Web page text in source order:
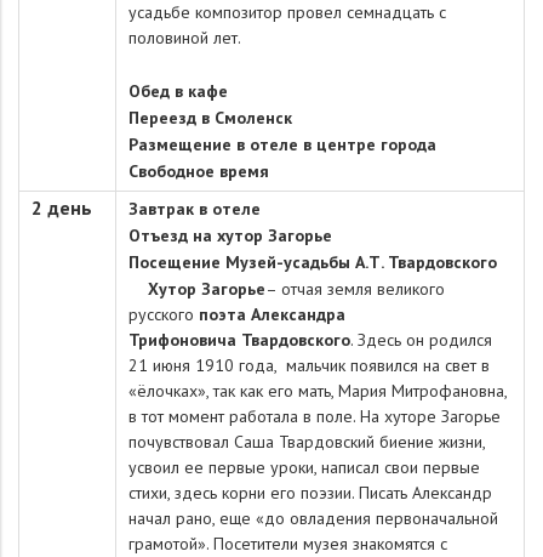
усадьбе композитор провел семнадцать с
половиной лет.
Обед в кафе
Переезд в Смоленск
Размещение в отеле в центре города
Свободное время
2 день
Завтрак в отеле
Отъезд на хутор Загорье
Посещение Музей-усадьбы А.Т. Твардовского
Хутор Загорье– отчая земля великого
русского поэта Александра
Трифоновича Твардовского. Здесь он родился
21 июня 1910 года, мальчик появился на свет в
«ёлочках», так как его мать, Мария Митрофановна,
в тот момент работала в поле. На хуторе Загорье
почувствовал Саша Твардовский биение жизни,
усвоил ее первые уроки, написал свои первые
стихи, здесь корни его поэзии. Писать Александр
начал рано, еще «до овладения первоначальной
грамотой». Посетители музея знакомятся с